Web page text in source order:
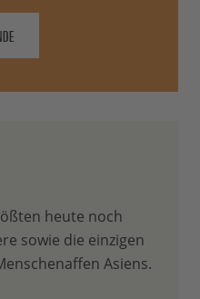
heute noch
sowie die einzigen
Asiens.